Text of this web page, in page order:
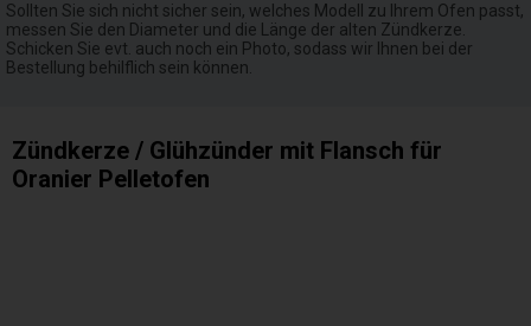
Sollten Sie sich nicht sicher sein, welches Modell zu Ihrem Ofen passt,
messen Sie den Diameter und die Länge der alten Zündkerze.
Schicken Sie evt. auch noch ein Photo, sodass wir Ihnen bei der
Bestellung behilflich sein können.
Zündkerze / Glühzünder mit Flansch für
Oranier Pelletofen